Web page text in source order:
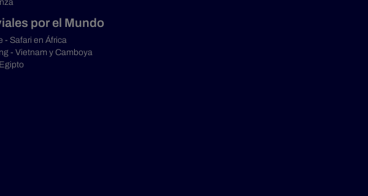
por el Mundo
- Safari en África
- Vietnam y Camboya